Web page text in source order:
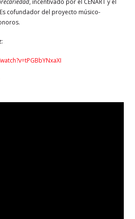
cofundador del proyecto músico-